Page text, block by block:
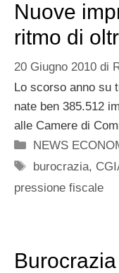
Nuove
ritmo di
20 Giugno 2010 di
Lo scorso anno su
nate ben 385.512
alle Camere di
Categorie
NEWS
Tag
burocrazia,
pressione fiscale